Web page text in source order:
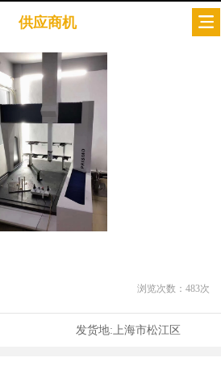
供应商机
浏览次数： 483次
发货地:上海市松江区